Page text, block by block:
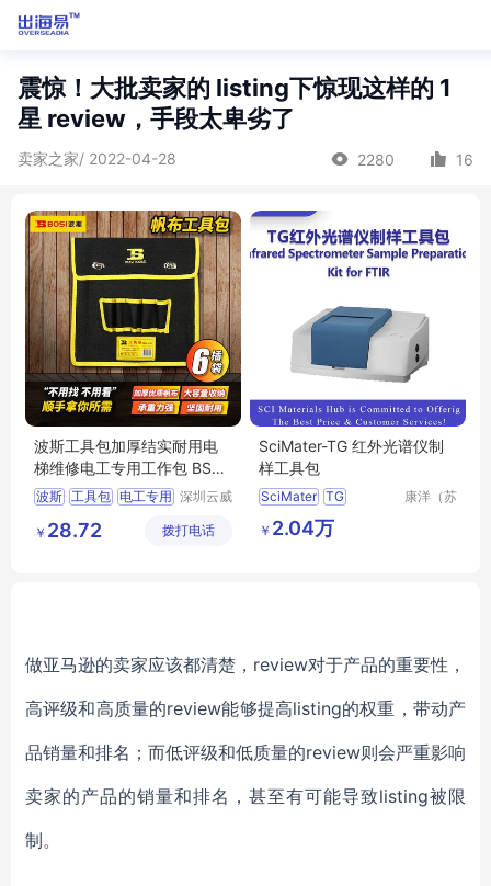
震惊！大批卖家的 listing下惊现这样的 1
星 review，手段太卑劣了
卖家之家/ 2022-04-28 2280 16
波斯工具包加厚结实耐用电
梯维修电工专用工作包 BS52
5314
波斯 工具包 电工专用 深圳云威
有限公司
￥ 28.72 拨打电话
SciMater-TG 红外光谱仪制
样工具包
SciMater TG
红外光谱仪制样工具包
康洋（苏
￥ 2.04万
做亚马逊的卖家应该都清楚，review对于产品的重要性，
高评级和高质量的review能够提高listing的权重，带动产
品销量和排名；而低评级和低质量的review则会严重影响
卖家的产品的销量和排名，甚至有可能导致listing被限
制。